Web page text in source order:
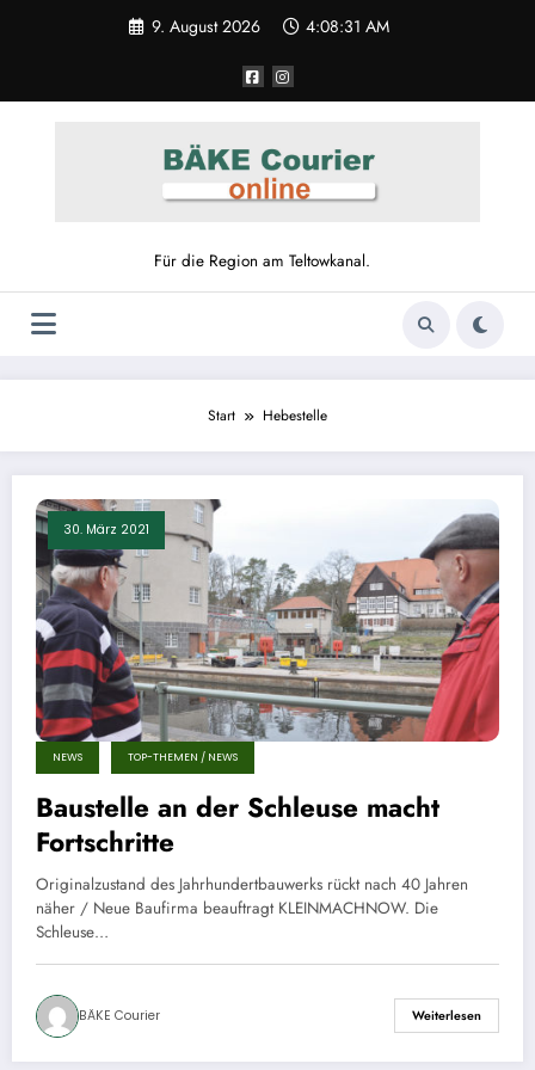
9. August 2026 4:08:31 AM
Für die Region am Teltowkanal.
Start Hebestelle
30. März 2021
NEWS TOP-THEMEN / NEWS
Baustelle an der Schleuse macht
Fortschritte
Originalzustand des Jahrhundertbauwerks rückt nach 40 Jahren
näher / Neue Baufirma beauftragt KLEINMACHNOW. Die
Schleuse…
BÄKE Courier Weiterlesen